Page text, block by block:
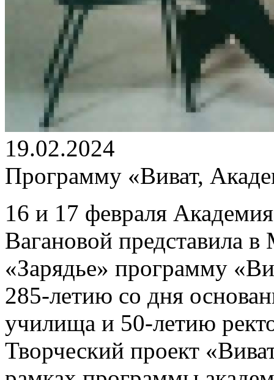
19.02.2024
Программу «Виват,
16 и 17 февраля
Вагановой представила
«Зарядье» программу
285-летию со дня
училища и 50-летию
Творческий проект